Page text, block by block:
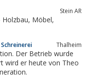
unsere Vorstellung
Stein AR
Möbel,
Thalheim
Der Betrieb wurde
wird er heute von Theo